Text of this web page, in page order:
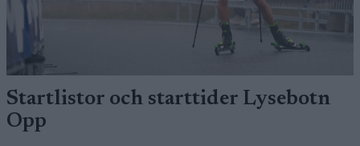
Startlistor och starttider Lysebotn
Opp